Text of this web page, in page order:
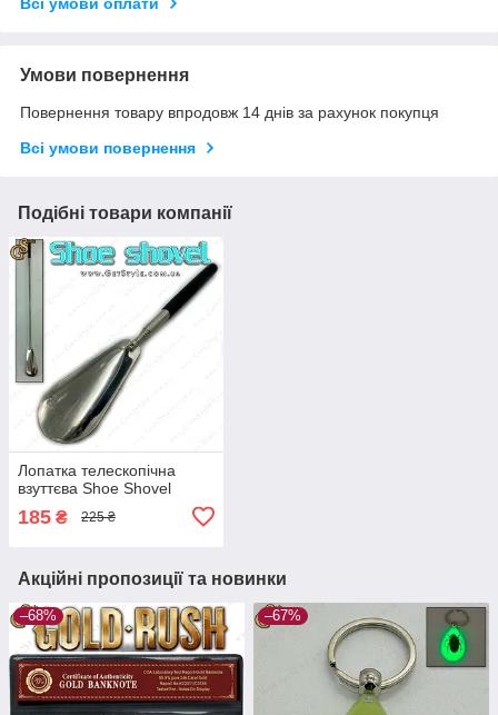
Всі умови оплати
Умови повернення
Повернення товару впродовж 14 днів за рахунок покупця
Всі умови повернення
Подібні товари компанії
Лопатка телескопічна
взуттєва Shoe Shovel
185 ₴ 225 ₴
Акційні пропозиції та новинки
–68% –67%